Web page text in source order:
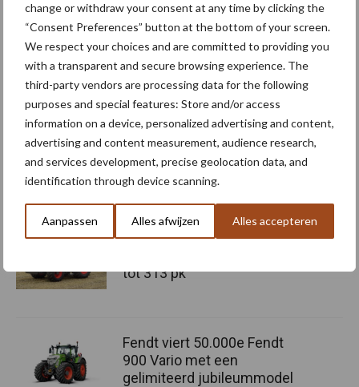
change or withdraw your consent at any time by clicking the
“Consent Preferences” button at the bottom of your screen.
We respect your choices and are committed to providing you
with a transparent and secure browsing experience. The
third-party vendors are processing data for the following
purposes and special features: Store and/or access
information on a device, personalized advertising and content,
advertising and content measurement, audience research,
and services development, precise geolocation data, and
identification through device scanning.
Aanpassen Alles afwijzen Alles accepteren
nieuwe Serie 5D MY24 ook beschikbaar met ledwerklampen voor
de beste werkomstandigheden ‘s nachts. Tot slot toont het
nieuwe InfoCentre dashboard de bestuurder duidelijk alle
relevante informatie dankzij twee specifieke meters en een 3,5″
LCD-kleurenscherm.
Bron: SDF Group
Meer artikelen over trekkers
Claas komt met drie nieuwe
tot 313 pk
Fendt viert 50.000e Fendt
900 Vario met een
gelimiteerd jubileummodel